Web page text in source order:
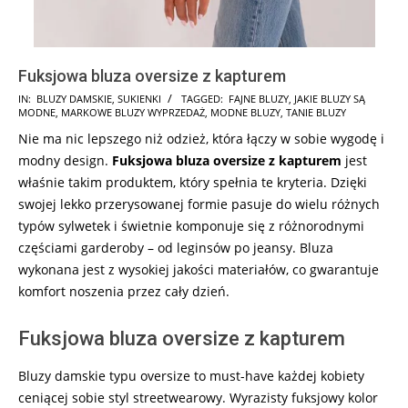
Fuksjowa bluza oversize z kapturem
2024-
10-
12
IN: BLUZY DAMSKIE, SUKIENKI TAGGED: FAJNE BLUZY, JAKIE BLUZY SĄ
MODNE, MARKOWE BLUZY WYPRZEDAŻ, MODNE BLUZY, TANIE BLUZY
Nie ma nic lepszego niż odzież, która łączy w sobie wygodę i
modny design. Fuksjowa bluza oversize z kapturem jest
właśnie takim produktem, który spełnia te kryteria. Dzięki
swojej lekko przerysowanej formie pasuje do wielu różnych
typów sylwetek i świetnie komponuje się z różnorodnymi
częściami garderoby – od leginsów po jeansy. Bluza
wykonana jest z wysokiej jakości materiałów, co gwarantuje
komfort noszenia przez cały dzień.
Fuksjowa bluza oversize z kapturem
Bluzy damskie typu oversize to must-have każdej kobiety
ceniącej sobie styl streetwearowy. Wyrazisty fuksjowy kolor